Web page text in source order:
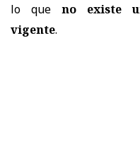
lo que no existe
vigente.